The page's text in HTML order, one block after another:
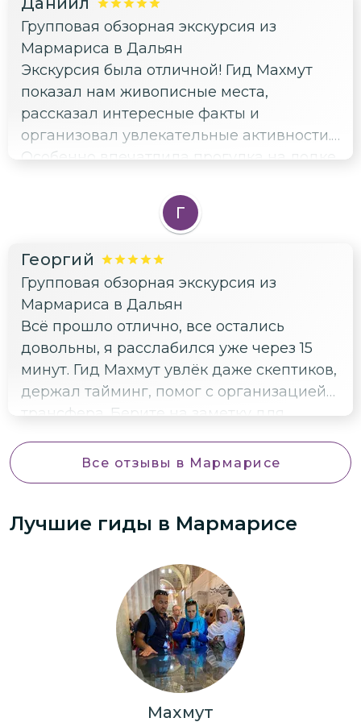
воды, и захотелось нарисовать такую
иллюстрацию. Экскурсия подарила
много ярких впечатлений и вдохновения.
Всем, кто хочет насладиться красотами
природы и узнать что-то новое,
однозначно рекомендую!
Групповая обзорная экскурсия из
Мармариса в Дальян
Экскурсия была отличной! Гид Махмут
показал нам живописные места,
рассказал интересные факты и
организовал увлекательные активности.
Особенно впечатлила прогулка на лодке
Изтузу, где можно было увидеть черепах
пляже не было одноразового пластика, а
участникам экскурсии предлагали взять
с собой полотенце, чтобы не
использовать дополнительные ресурсы.
Это очень радует и вдохновляет на более
экологичное поведение. Рекомендую эту
экскурсию всем, кто хочет познакомиться
Г
Георгий
Групповая обзорная экскурсия из
Мармариса в Дальян
Всё прошло отлично, все остались
довольны, я расслабился уже через 15
минут. Гид Махмут увлёк даже скептиков,
держал тайминг, помог с организацией
трансфера. Берите на заметку для
Все отзывы в Мармарисе
Лучшие гиды в Мармарисе
Махмут